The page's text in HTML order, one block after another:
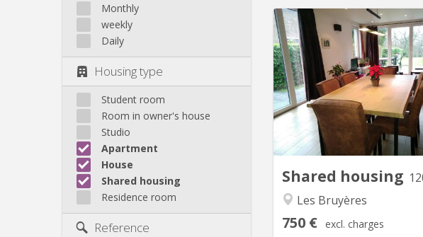
Monthly
weekly
Daily
Housing type
Student room
Room in owner's house
Studio
Apartment
House
Shared housing
Residence room
Reference
Shared housing
Les Bruyères
750 € excl. charges
Période locative court terme:
- 07/09/26 1
(occupation simple)
colocation de 2
douche privative dans
meublée et toute
terrasse, jardin et parking.
et tranquille, située proche